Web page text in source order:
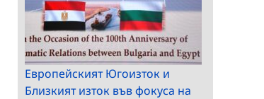
Европейският Югоизток и
Близкият изток във фокуса на